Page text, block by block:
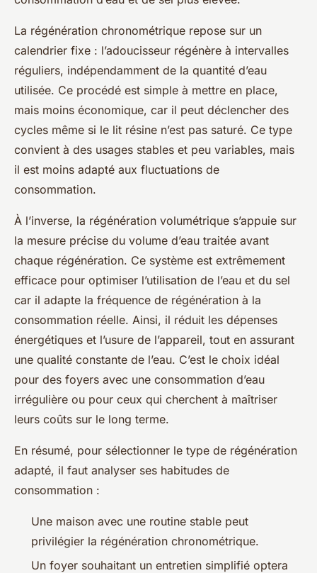
La régénération chronométrique repose sur un
calendrier fixe : l’adoucisseur régénère à intervalles
réguliers, indépendamment de la quantité d’eau
utilisée. Ce procédé est simple à mettre en place,
mais moins économique, car il peut déclencher des
cycles même si le lit résine n’est pas saturé. Ce type
convient à des usages stables et peu variables, mais
il est moins adapté aux fluctuations de
consommation.
À l’inverse, la régénération volumétrique s’appuie sur
la mesure précise du volume d’eau traitée avant
chaque régénération. Ce système est extrêmement
efficace pour optimiser l’utilisation de l’eau et du sel
car il adapte la fréquence de régénération à la
consommation réelle. Ainsi, il réduit les dépenses
énergétiques et l’usure de l’appareil, tout en assurant
une qualité constante de l’eau. C’est le choix idéal
pour des foyers avec une consommation d’eau
irrégulière ou pour ceux qui cherchent à maîtriser
leurs coûts sur le long terme.
En résumé, pour sélectionner le type de régénération
adapté, il faut analyser ses habitudes de
consommation :
Une maison avec une routine stable peut
privilégier la régénération chronométrique.
Un foyer souhaitant un entretien simplifié optera